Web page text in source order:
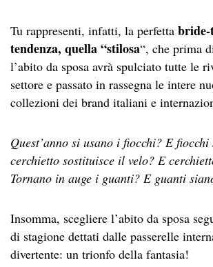
Tu rappresenti, infatti, la perfetta
tendenza, quella “stilosa“, che prima
l’abito da sposa avrà spulciato tutte le
settore e passato in rassegna le intere
collezioni dei brand italiani e
Quest’anno si usano i fiocchi? E
cerchietto sostituisce il velo? E
Tornano in auge i guanti? E guanti
Insomma, scegliere l’abito da sposa
di stagione dettati dalle passerelle
divertente: un trionfo della fantasia!